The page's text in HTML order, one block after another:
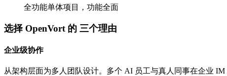
全功能单体项目，功能全面
选择 OpenVort 的 三个理由
企业级协作
从架构层面为多人团队设计。多个 AI 员工与真人同事在企业